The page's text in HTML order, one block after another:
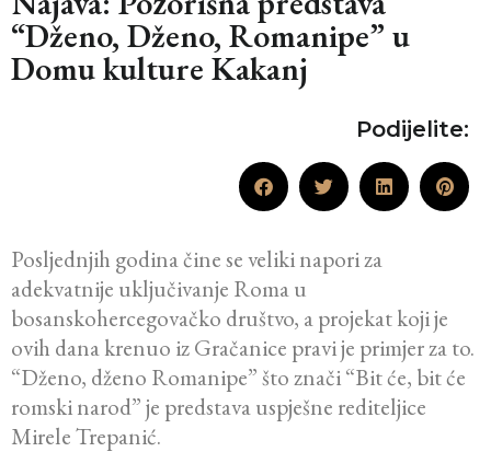
“Dženo, Dženo, Romanipe” u
Domu kulture Kakanj
Podijelite:
Posljednjih godina čine se veliki napori za
adekvatnije uključivanje Roma u
bosanskohercegovačko društvo, a projekat koji je
ovih dana krenuo iz Gračanice pravi je primjer za to.
“Dženo, dženo Romanipe” što znači “Bit će, bit će
romski narod” je predstava uspješne rediteljice
Mirele Trepanić.